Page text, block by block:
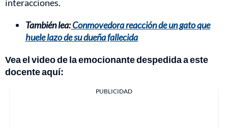
interacciones.
También lea:Conmovedora reacción de un gato que
huele lazo de su dueña fallecida
Vea el video de la emocionante despedida a este
docente aquí:
PUBLICIDAD